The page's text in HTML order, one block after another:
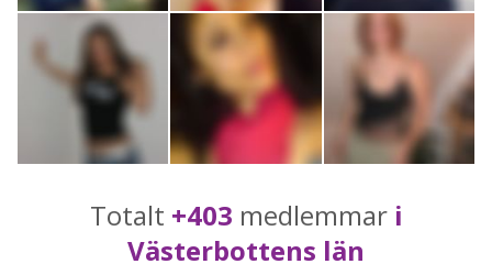
Totalt +403 medlemmar i
Västerbottens län